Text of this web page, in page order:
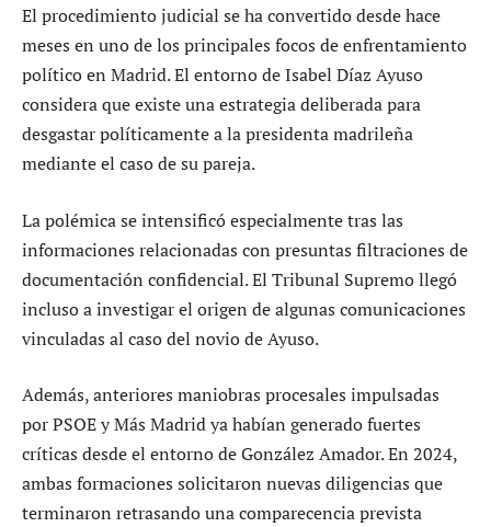
El procedimiento judicial se ha convertido desde hace
meses en uno de los principales focos de enfrentamiento
político en Madrid. El entorno de Isabel Díaz Ayuso
considera que existe una estrategia deliberada para
desgastar políticamente a la presidenta madrileña
mediante el caso de su pareja.
La polémica se intensificó especialmente tras las
informaciones relacionadas con presuntas filtraciones de
documentación confidencial. El Tribunal Supremo llegó
incluso a investigar el origen de algunas comunicaciones
vinculadas al caso del novio de Ayuso.
Además, anteriores maniobras procesales impulsadas
por PSOE y Más Madrid ya habían generado fuertes
críticas desde el entorno de González Amador. En 2024,
ambas formaciones solicitaron nuevas diligencias que
terminaron retrasando una comparecencia prevista